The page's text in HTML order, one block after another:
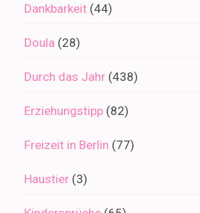
Dankbarkeit (44)
Doula (28)
Durch das Jahr (438)
Erziehungstipp (82)
Freizeit in Berlin (77)
Haustier (3)